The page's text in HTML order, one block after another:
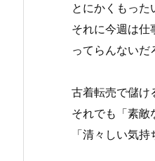
とにかくもった
それに今週は仕
ってらんないだ
古着転売で儲け
それでも「素敵
「清々しい気